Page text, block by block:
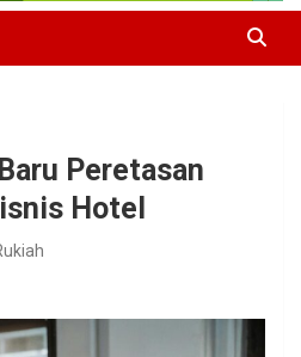
Peretasan
Hotel